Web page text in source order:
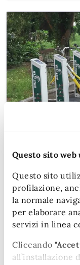
Questo sito
Questo sito
profilazione,
la normale
per elaborare
servizi in linea
Cliccando
Mobilità
Mobilità,
contributi su